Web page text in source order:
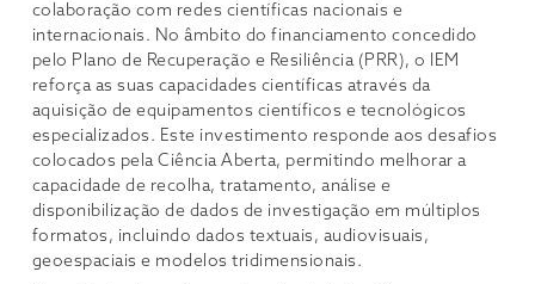
colaboração com redes científicas nacionais e
internacionais. No âmbito do financiamento concedido
pelo Plano de Recuperação e Resiliência (PRR), o IEM
reforça as suas capacidades científicas através da
aquisição de equipamentos científicos e tecnológicos
especializados. Este investimento responde aos desafios
colocados pela Ciência Aberta, permitindo melhorar a
capacidade de recolha, tratamento, análise e
disponibilização de dados de investigação em múltiplos
formatos, incluindo dados textuais, audiovisuais,
geoespaciais e modelos tridimensionais.